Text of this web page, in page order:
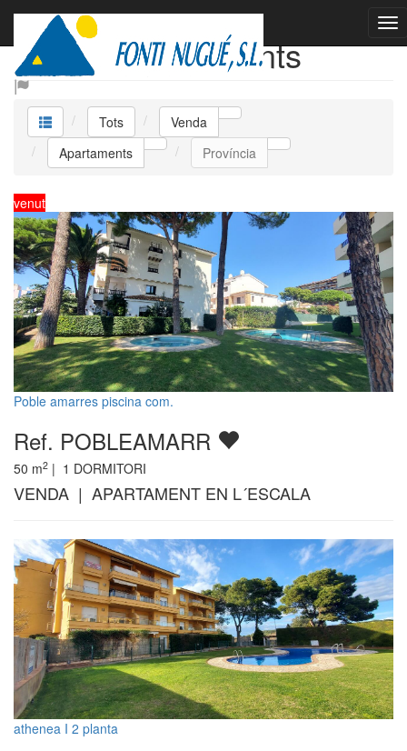
Venda Apartaments
Tots
Venda
Apartaments
Província
venut
Poble amarres piscina com.
Ref. POBLEAMARR
50 m2 | 1 DORMITORI
VENDA | APARTAMENT EN L´ESCALA
athenea I 2 planta